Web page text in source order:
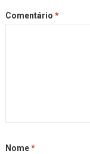
Comentário *
Nome*